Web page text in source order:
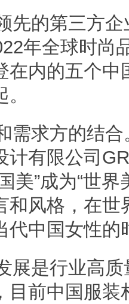
先的第三方
年全球时尚
在内的五个
需求方的结
计有限公司
美”成为“世
和风格，在世
代中国女性的
展是行业高
目前中国服装